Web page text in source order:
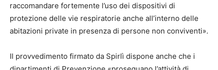
raccomandare fortemente l’uso dei dispositivi di
protezione delle vie respiratorie anche all’interno delle
abitazioni private in presenza di persone non conviventi».
Il provvedimento firmato da Spirlì dispone anche che i